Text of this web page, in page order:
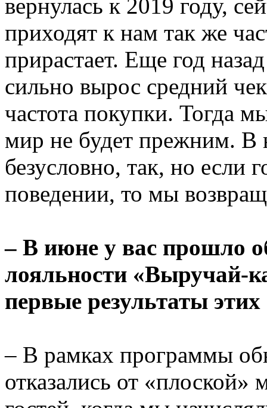
вернулась к 2019 году,
приходят к нам так же
прирастает. Еще год
сильно вырос средний
частота покупки. Тогда
мир не будет прежним. В
безусловно, так, но если
поведении, то мы
– В июне у вас прошло
лояльности «Выручай-
первые результаты
– В рамках программы
отказались от